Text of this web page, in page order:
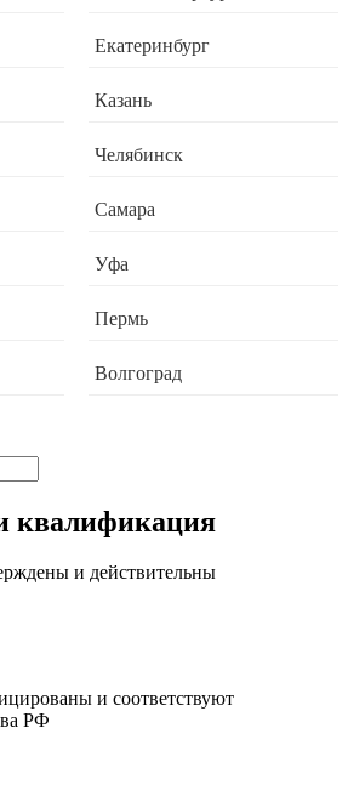
Екатеринбург
Казань
Челябинск
Самара
Уфа
Пермь
Волгоград
квалификация
и действительны
и соответствуют
РФ